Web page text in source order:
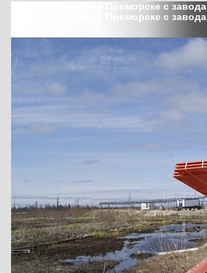
Плиты Мобистек в Приморске с завода
Плиты Мобистек в Приморске с завода